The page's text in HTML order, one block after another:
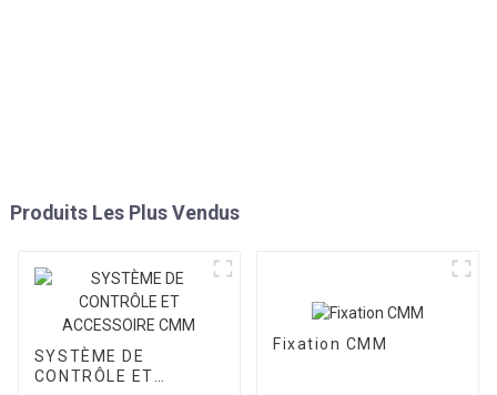
Produits Les Plus Vendus
SYSTÈME DE
CONTRÔLE ET
Fixation CMM